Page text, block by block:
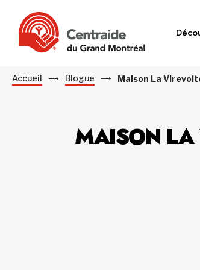
Accueil Blogue Maison La
MAISON LA